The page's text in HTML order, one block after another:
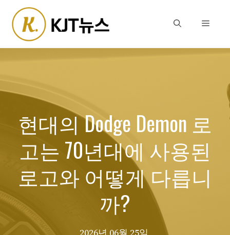
content
Menu
현대의 Dodge Demon 로
고는 70년대에 사용된
로고와 어떻게 다릅니
까?